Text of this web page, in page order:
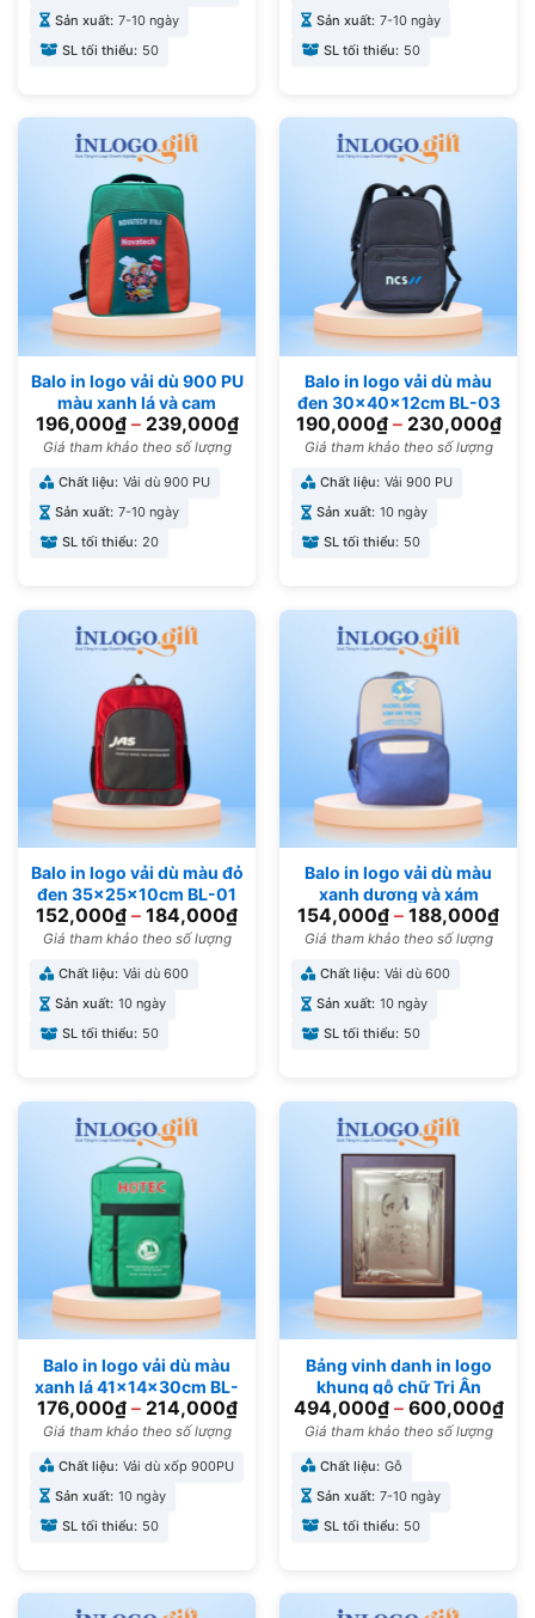
Sản xuất: 7-10 ngày
SL tối thiểu: 50
Sản xuất: 7-10 ngày
SL tối thiểu: 50
Balo in logo vải dù 900 PU
màu xanh lá và cam
30x40x12cm BL-05
196,000₫– 239,000₫
Giá tham khảo theo số lượng
Chất liệu: Vải dù 900 PU
Sản xuất: 7-10 ngày
SL tối thiểu: 20
Balo in logo vải dù màu
đen 30x40x12cm BL-03
190,000₫– 230,000₫
Giá tham khảo theo số lượng
Chất liệu: Vải 900 PU
Sản xuất: 10 ngày
SL tối thiểu: 50
Balo in logo vải dù màu đỏ
đen 35x25x10cm BL-01
152,000₫ – 184,000₫
Giá tham khảo theo số lượng
Chất liệu: Vải dù 600
Sản xuất: 10 ngày
SL tối thiểu: 50
Balo in logo vải dù màu
xanh dương và xám
35x23x10cm BL-04
154,000₫ – 188,000₫
Giá tham khảo theo số lượng
Chất liệu: Vải dù 600
Sản xuất: 10 ngày
SL tối thiểu: 50
Balo in logo vải dù màu
xanh lá 41x14x30cm BL-
02
176,000₫– 214,000₫
Giá tham khảo theo số lượng
Chất liệu: Vải dù xốp 900PU
Sản xuất: 10 ngày
SL tối thiểu: 50
Bảng vinh danh in logo
khung gỗ chữ Tri Ân
12x17cm BVD-01
494,000₫– 600,000₫
Giá tham khảo theo số lượng
Chất liệu: Gỗ
Sản xuất: 7-10 ngày
SL tối thiểu: 50